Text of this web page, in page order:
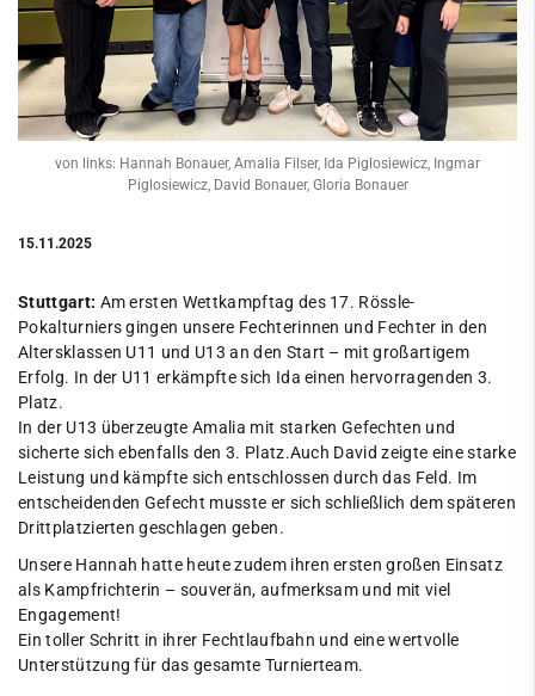
von links: Hannah Bonauer, Amalia Filser, Ida Piglosiewicz, Ingmar
Piglosiewicz, David Bonauer, Gloria Bonauer
15.11.2025
Stuttgart: Am ersten Wettkampftag des 17. Rössle-
Pokalturniers gingen unsere Fechterinnen und Fechter in den
Altersklassen U11 und U13 an den Start – mit großartigem
Erfolg. In der U11 erkämpfte sich Ida einen hervorragenden 3.
Platz.
In der U13 überzeugte Amalia mit starken Gefechten und
sicherte sich ebenfalls den 3. Platz.Auch David zeigte eine starke
Leistung und kämpfte sich entschlossen durch das Feld. Im
entscheidenden Gefecht musste er sich schließlich dem späteren
Drittplatzierten geschlagen geben.
Unsere Hannah hatte heute zudem ihren ersten großen Einsatz
als Kampfrichterin – souverän, aufmerksam und mit viel
Engagement!
Ein toller Schritt in ihrer Fechtlaufbahn und eine wertvolle
Unterstützung für das gesamte Turnierteam.